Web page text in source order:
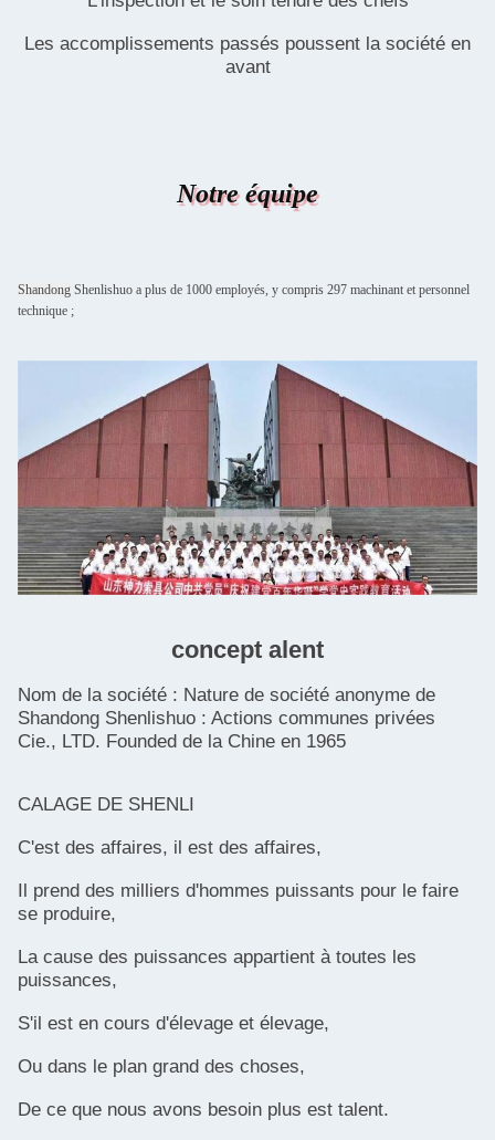
Les accomplissements passés poussent la société en
avant
Notre équipe
Shandong Shenlishuo a plus de 1000 employés, y compris 297 machinant et personnel
technique ;
concept alent
Nom de la société : Nature de société anonyme de
Shandong Shenlishuo : Actions communes privées
Cie., LTD. Founded de la Chine en 1965
CALAGE DE SHENLI
C'est des affaires, il est des affaires,
Il prend des milliers d'hommes puissants pour le faire
se produire,
La cause des puissances appartient à toutes les
puissances,
S'il est en cours d'élevage et élevage,
Ou dans le plan grand des choses,
De ce que nous avons besoin plus est talent.